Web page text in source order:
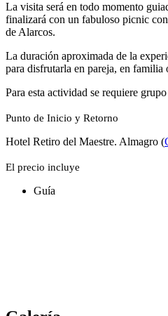
La visita será en todo momento
finalizará con un fabuloso picnic
de Alarcos.
La duración aproximada de la
para disfrutarla en pareja, en familia
Para esta actividad se requiere
Punto de Inicio y Retorno
Hotel Retiro del Maestre. Almagro (
El precio incluye
Guía